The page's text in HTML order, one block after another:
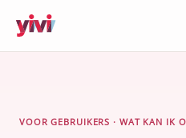
Diensten, sectoren en
Alles over de Yivi-app op
Missie, governance en open
Meedenken, bouwen,
VOOR GEBRUIKERS · WAT KAN IK